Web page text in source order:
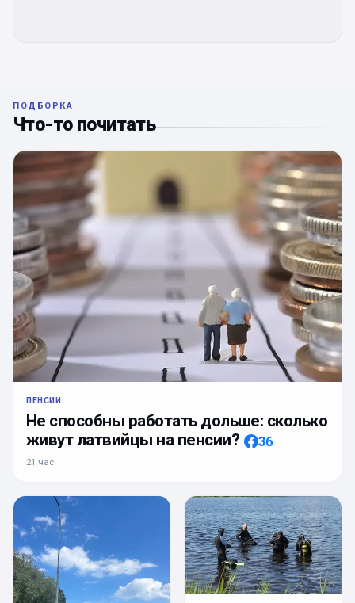
ПОДБОРКА
Что-то почитать
ПЕНСИИ
Не способны работать дольше: сколько
живут латвийцы на пенсии?
36
21 час